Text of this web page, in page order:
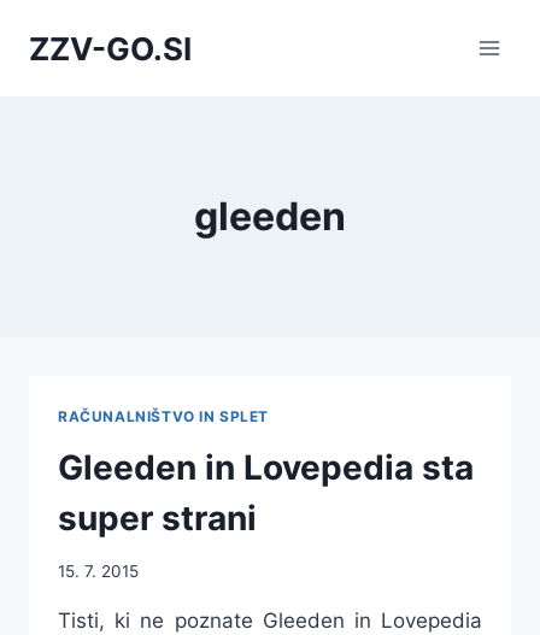
ZZV-GO.SI
gleeden
RAČUNALNIŠTVO IN SPLET
Gleeden in Lovepedia sta
super strani
15. 7. 2015
Tisti, ki ne poznate Gleeden in Lovepedia